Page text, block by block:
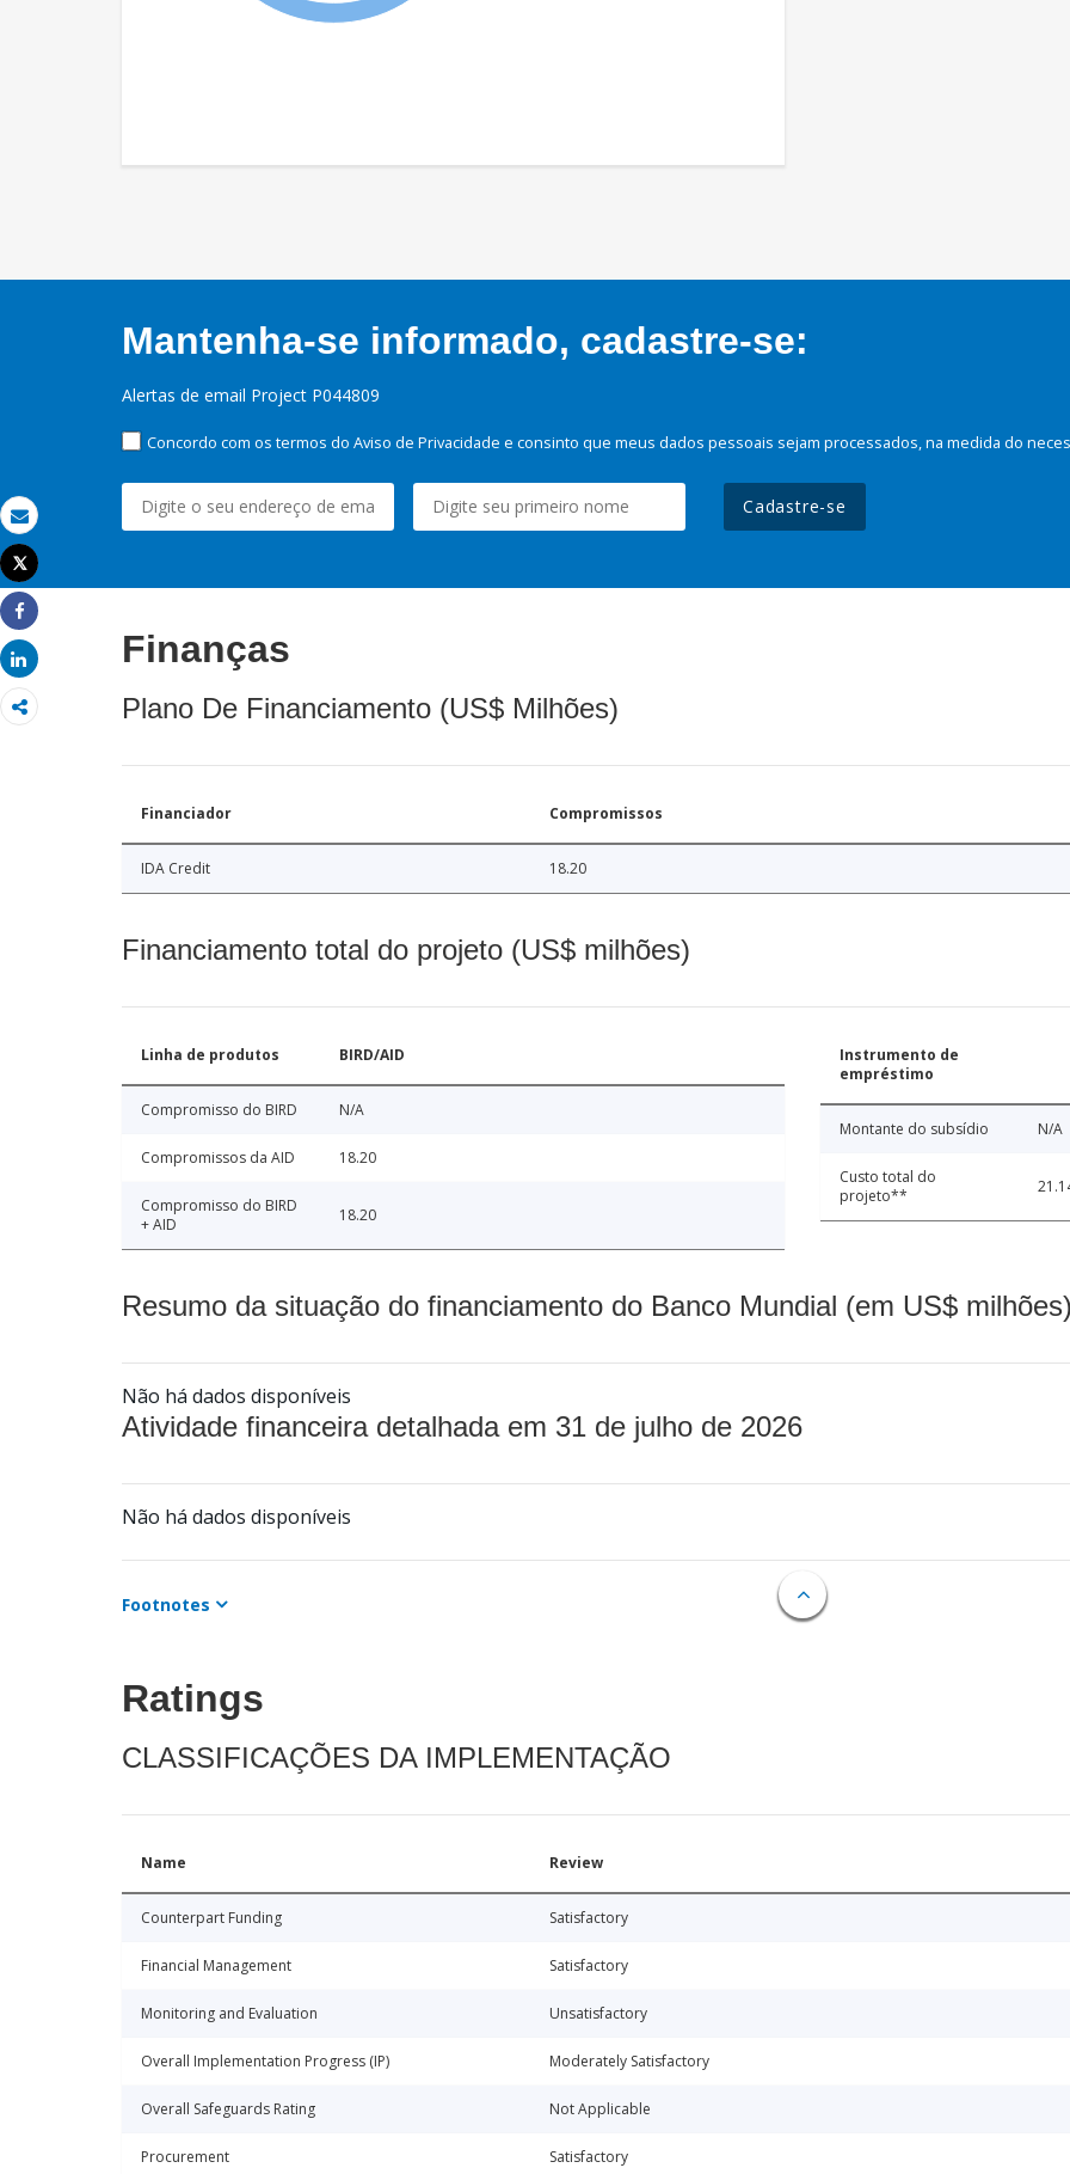
Email
Imprimir
Tweet
Share
Share
Mantenha-se informado, cadastre-se:
Alertas de email Project P044809
Concordo com os termos do Aviso de Privacidade e consinto que meus dados pessoais sejam processados, na medida do
Cadastre-se
Finanças
Plano De Financiamento (US$ Milhões)
Financiador Compromissos
IDA Credit 18.20
Financiamento total do projeto (US$ milhões)
Linha de produtos BIRD/AID
Compromisso do BIRD N/A
Compromissos da AID 18.20
Compromisso do BIRD
+ AID
18.20
Instrumento de
empréstimo
Montante do subsídio N/A
Custo total do
projeto**
Resumo da situação do financiamento do Banco Mundial (em US$
Não há dados disponíveis
Atividade financeira detalhada em 31 de julho de 2026
Não há dados disponíveis
Footnotes
Ratings
CLASSIFICAÇÕES DA IMPLEMENTAÇÃO
Name Review
Counterpart Funding Satisfactory
Financial Management Satisfactory
Monitoring and Evaluation Unsatisfactory
Overall Implementation Progress (IP) Moderately Satisfactory
Overall Safeguards Rating Not Applicable
Procurement Satisfactory